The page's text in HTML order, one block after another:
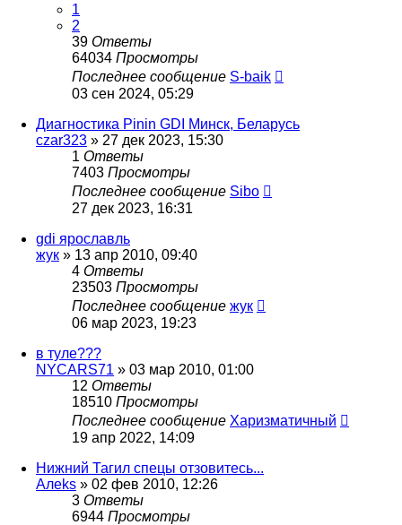
1
2
39 Ответы
64034 Просмотры
Последнее сообщение S-baik
03 сен 2024, 05:29
Диагностика Pinin GDI Минск, Беларусь
czar323 » 27 дек 2023, 15:30
1 Ответы
7403 Просмотры
Последнее сообщение Sibo
27 дек 2023, 16:31
gdi ярославль
жук » 13 апр 2010, 09:40
4 Ответы
23503 Просмотры
Последнее сообщение жук
06 мар 2023, 19:23
в туле???
NYCARS71 » 03 мар 2010, 01:00
12 Ответы
18510 Просмотры
Последнее сообщение Харизматичный
19 апр 2022, 14:09
Нижний Тагил спецы отзовитесь...
Алеks » 02 фев 2010, 12:26
3 Ответы
6944 Просмотры